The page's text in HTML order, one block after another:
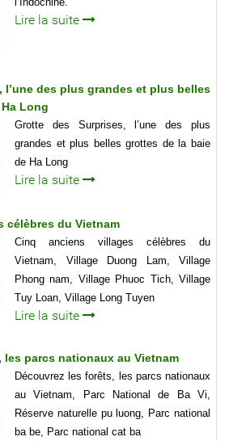
Lire la suite
l’une des plus grandes et plus belles
Long
Grotte des Surprises, l’une des plus
grandes et plus belles grottes de la baie
de Ha Long
Lire la suite
célèbres du Vietnam
Cinq anciens villages célèbres du
Vietnam, Village Duong Lam, Village
Phong nam, Village Phuoc Tich, Village
Tuy Loan, Village Long Tuyen
Lire la suite
les parcs nationaux au Vietnam
Découvrez les forêts, les parcs nationaux
au Vietnam, Parc National de Ba Vi,
Réserve naturelle pu luong, Parc national
ba be, Parc national cat ba